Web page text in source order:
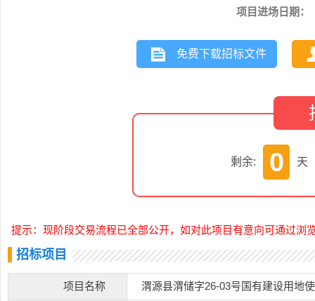
项目进场日期：
免费下载招标文件
剩余: 0 天
提示：现阶段交易流程已全部公开，如对此项目有意向可通过浏
招标项目
项目名称 渭源县渭储字26-03号国有建设用地